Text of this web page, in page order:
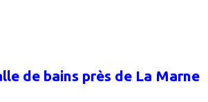
de bains près de La Marne